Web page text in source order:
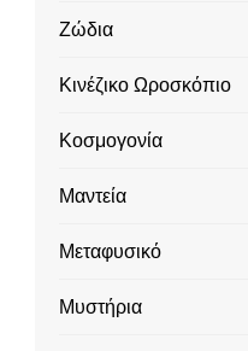
Ζώδια
Κινέζικο Ωροσκόπιο
Κοσμογονία
Μαντεία
Μεταφυσικό
Μυστήρια